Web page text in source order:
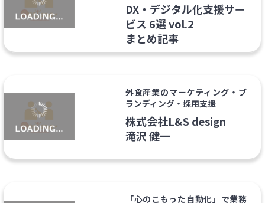
DX・デジタル化支援サー
ビス 6選 vol.2
まとめ記事
外食産業のマーケティング・ブ
ランディング・採用支援
株式会社L&S design
滝沢 健一
「心のこもった自動化」で業務